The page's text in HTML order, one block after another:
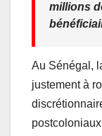
millions
Au Sénégal,
justement à